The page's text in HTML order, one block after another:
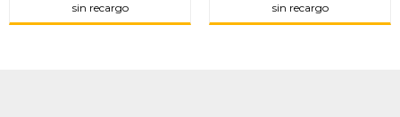
sin recargo
sin recargo